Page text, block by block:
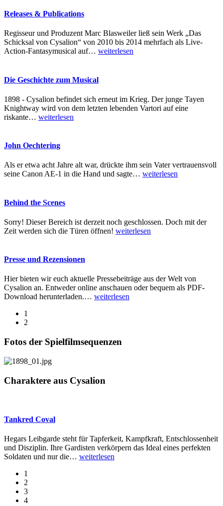
Releases & Publications
Regisseur und Produzent Marc Blasweiler ließ sein Werk „Das
Schicksal von Cysalion“ von 2010 bis 2014 mehrfach als Live-
Action-Fantasymusical auf… weiterlesen
Die Geschichte zum Musical
1898 - Cysalion befindet sich erneut im Krieg. Der junge Tayen
Knightway wird von dem letzten lebenden Vartori auf eine
riskante… weiterlesen
John Oechtering
Als er etwa acht Jahre alt war, drückte ihm sein Vater vertrauensvoll
seine Canon AE-1 in die Hand und sagte… weiterlesen
Behind the Scenes
Sorry! Dieser Bereich ist derzeit noch geschlossen. Doch mit der
Zeit werden sich die Türen öffnen! weiterlesen
Presse und Rezensionen
Hier bieten wir euch aktuelle Pressebeiträge aus der Welt von
Cysalion an. Entweder online anschauen oder bequem als PDF-
Download herunterladen.… weiterlesen
1
2
Fotos der Spielfilmsequenzen
Charaktere aus Cysalion
Tankred Coval
Hegars Leibgarde steht für Tapferkeit, Kampfkraft, Entschlossenheit
und Disziplin. Ihre Gardisten verkörpern das Ideal eines perfekten
Soldaten und nur die… weiterlesen
1
2
3
4